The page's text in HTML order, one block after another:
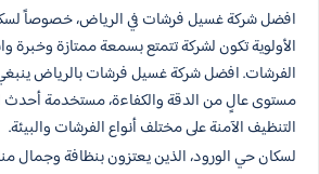
افضل شركة غسيل فرشات في الرياض، خصوصاً
الأولوية تكون لشركة تتمتع بسمعة ممتازة
الفرشات. افضل شركة غسيل فرشات بالرياض
مستوى عالٍ من الدقة والكفاءة، مستخدمة أحدث
التنظيف الآمنة على مختلف أنواع الفرشات والبيئة.
لسكان حي الورود، الذين يعتزون بنظافة وجمال